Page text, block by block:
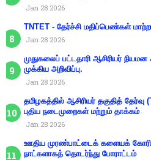
Jan 28 2026
TNTET - தேர்ச்சி மதிப்பெண்கள்
Jan 28 2026
முதுகலைப் பட்டதாரி ஆசிரியர்
முக்கிய அறிவிப்பு.
Jan 28 2026
தமிழகத்தில் ஆசிரியர் தகுதித் தேர்வு
புதிய நடைமுறைகள் மற்றும் தாக்கம்
Jan 28 2026
ஊதிய முரண்பாட்டைக் களையக்
நாட்களாகத் தொடர்ந்து போராட்டம்